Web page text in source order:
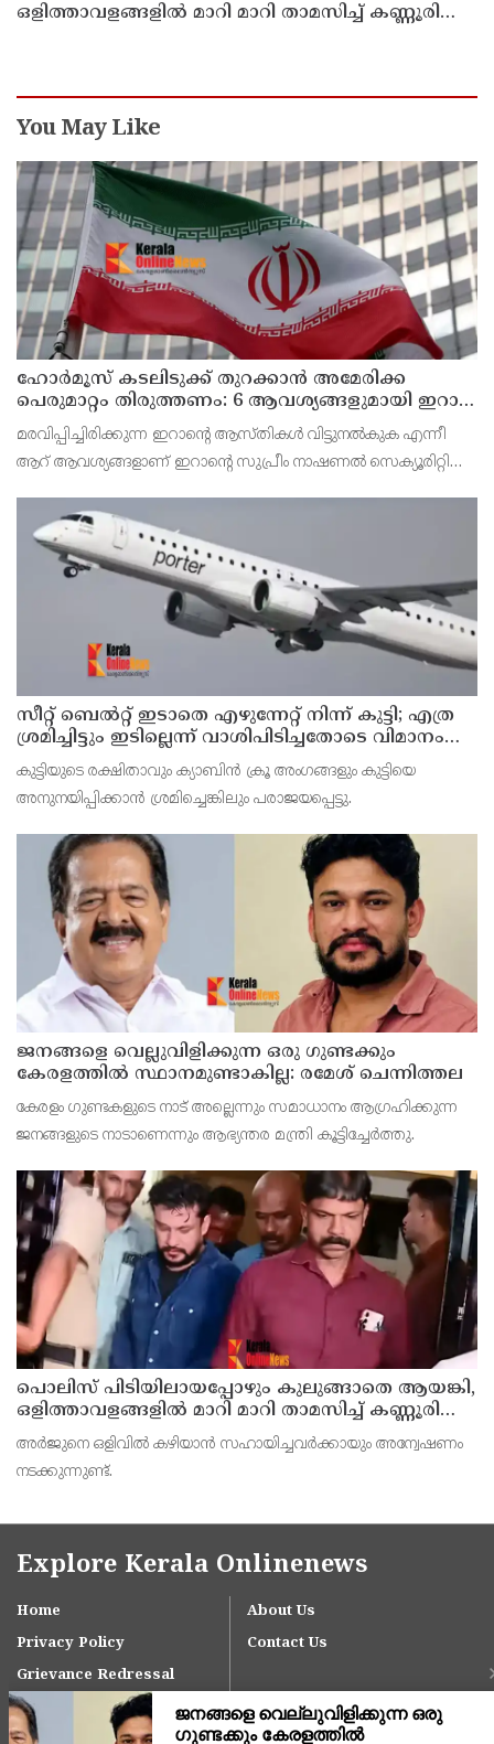
ഒളിത്താവളങ്ങളില്‍ മാറി മാറി താമസിച്ച് കണ്ണൂരിലെ
You May Like
ഹോര്‍മൂസ് കടലിടുക്ക് തുറക്കാന്‍ അമേരിക്ക
പെരുമാറ്റം തിരുത്തണം: 6 ആവശ്യങ്ങളുമായി ഇറാന്‍
ദേശീയ സുരക്ഷാ കൗണ്‍സില്‍
മരവിപ്പിച്ചിരിക്കുന്ന ഇറാന്റെ ആസ്തികള്‍ വിട്ടുനല്‍കുക എന്നീ
ആറ് ആവശ്യങ്ങളാണ് ഇറാന്റെ സുപ്രീം നാഷണല്‍ സെക്യൂരിറ്റി
സീറ്റ് ബെല്‍റ്റ് ഇടാതെ എഴുന്നേറ്റ് നിന്ന് കുട്ടി; എത്ര
ശ്രമിച്ചിട്ടും ഇടില്ലെന്ന് വാശിപിടിച്ചതോടെ വിമാനം
റദ്ദാക്കി
കുട്ടിയുടെ രക്ഷിതാവും ക്യാബിന്‍ ക്രൂ അംഗങ്ങളും കുട്ടിയെ
അനുനയിപ്പിക്കാന്‍ ശ്രമിച്ചെങ്കിലും പരാജയപ്പെട്ടു.
ജനങ്ങളെ വെല്ലുവിളിക്കുന്ന ഒരു ഗുണ്ടക്കും
കേരളത്തില്‍ സ്ഥാനമുണ്ടാകില്ല: രമേശ് ചെന്നിത്തല
കേരളം ഗുണ്ടകളുടെ നാട് അല്ലെന്നും സമാധാനം ആഗ്രഹിക്കുന്ന
ജനങ്ങളുടെ നാടാണെന്നും ആഭ്യന്തര മന്ത്രി കൂട്ടിച്ചേര്‍ത്തു.
പൊലിസ് പിടിയിലായപ്പോഴും കുലുങ്ങാതെ ആയങ്കി,
ഒളിത്താവളങ്ങളില്‍ മാറി മാറി താമസിച്ച് കണ്ണൂരിലെ
ക്വട്ടേഷന്‍ നേതാവ്
അര്‍ജുനെ ഒളിവില്‍ കഴിയാന്‍ സഹായിച്ചവര്‍ക്കായും അന്വേഷണം
നടക്കുന്നുണ്ട്.
Explore Kerala Onlinenews
Home
About Us
Privacy Policy
Contact Us
Grievance Redressal